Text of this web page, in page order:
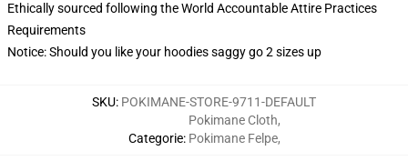
Ethically sourced following the World Accountable Attire Practices
Requirements
Notice: Should you like your hoodies saggy go 2 sizes up
SKU: POKIMANE-STORE-9711-DEFAULT
Categorie:
Pokimane Cloth,
Pokimane Felpe,